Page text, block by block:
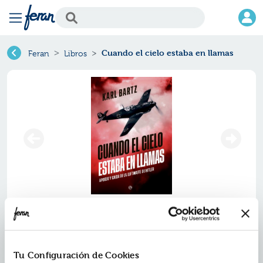
Tu Configuración de Cookies
Feran Libros Cuando el cielo estaba en llamas
Cuando el cielo estaba en llamas
ISBN:9788410943667